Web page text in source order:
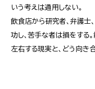
いう考えは通用しない。
飲食店から研究者、弁護士
功し、苦手な者は損をする
左右する現実と、どう向き